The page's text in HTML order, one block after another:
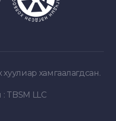
хамгаалагдсан.
: TBSM LLC